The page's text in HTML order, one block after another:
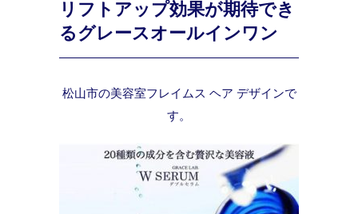
リフトアップ効果が期待でき
るグレースオールインワン
松山市の美容室フレイムス ヘア デザインで
す。